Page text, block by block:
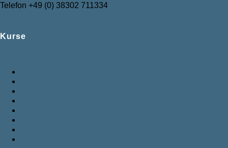
Telefon +49 (0) 38302 711334
Kurse